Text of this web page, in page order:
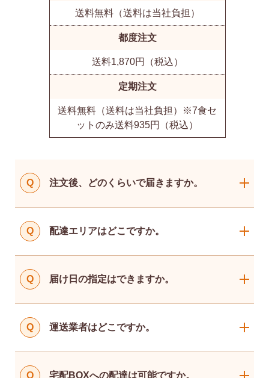
送料無料（送料は当社負担）
都度注文
送料1,870円（税込）
定期注文
送料無料（送料は当社負担）※7食セ
ットのみ送料935円（税込）
Q 注文後、どのくらいで届きますか。
Q 配達エリアはどこですか。
Q 届け日の指定はできますか。
Q 運送業者はどこですか。
Q 宅配BOXへの配達は可能ですか。